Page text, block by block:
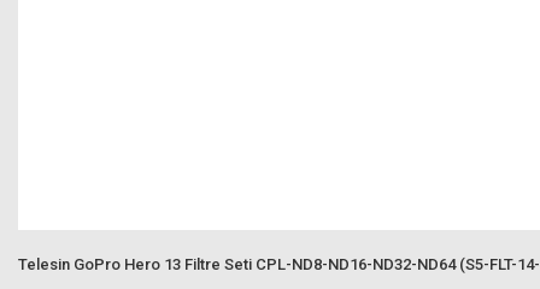
Telesin GoPro Hero 13 Filtre Seti CPL-ND8-ND16-ND32-ND64 (S5-FLT-